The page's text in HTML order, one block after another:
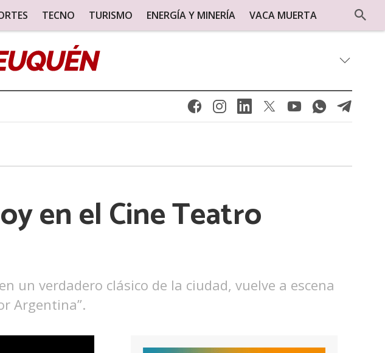
TECNO TURISMO ENERGÍA Y MINERÍA VACA MUERTA
en el Cine Teatro
un verdadero clásico de la ciudad, vuelve a escena
Argentina”.